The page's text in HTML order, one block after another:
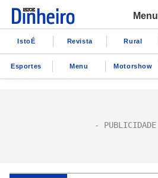
Menu
IstoÉ Revista Rural
Esportes Menu Motorshow